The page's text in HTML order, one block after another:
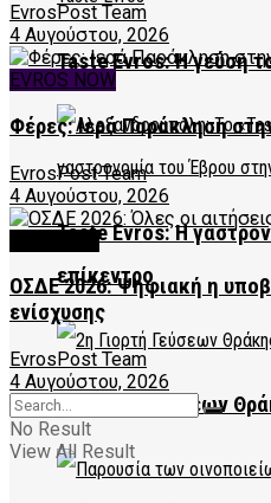
Taste Evros: Η γεύση
Taste Evros: Η
επίκεντρο
2η Γιορτή Γεύσεων
EvrosPost Team
4 Αυγούστου, 2026
EVROS NOW
Φέρες: Ιερά Παράκληση
EvrosPost Team
4 Αυγούστου, 2026
ΟΣΔΕ 2026: Ψηφιακή η
ενίσχυσης
EvrosPost Team
4 Αυγούστου, 2026
No Result
View All Result